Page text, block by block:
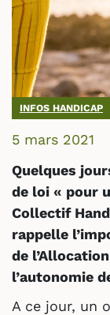
INFOS HANDICAP
5 mars 2021
Quelques
de loi « pour
Collectif
rappelle
de
l’autonomie
A ce jour, un